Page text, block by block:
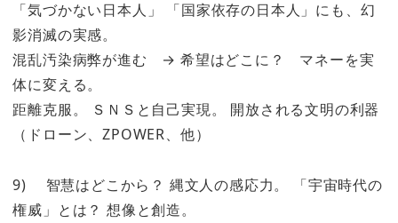
「気づかない日本人」 「国家依存の日本人」にも、幻
影消滅の実感。
混乱汚染病弊が進む → 希望はどこに？ マネーを実
体に変える。
距離克服。 ＳＮＳと自己実現。 開放される文明の利器
（ドローン、ZPOWER、他）
9) 智慧はどこから？ 縄文人の感応力。 「宇宙時代の
権威」とは？ 想像と創造。